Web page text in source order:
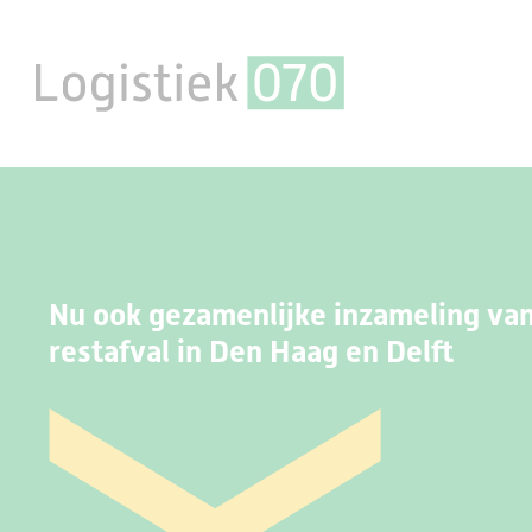
Nu ook gezamenlijke inzameling
restafval in Den Haag en Delft